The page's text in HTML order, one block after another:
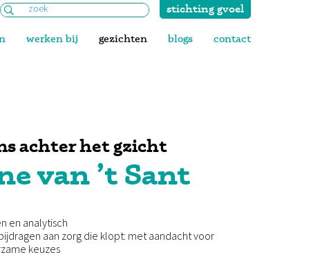
stichting gvoel
Zoeken
werken bij gezichten blogs contact
achter het gzicht
van ’t Sant
en analytisch
aan zorg die klopt: met aandacht voor
keuzes